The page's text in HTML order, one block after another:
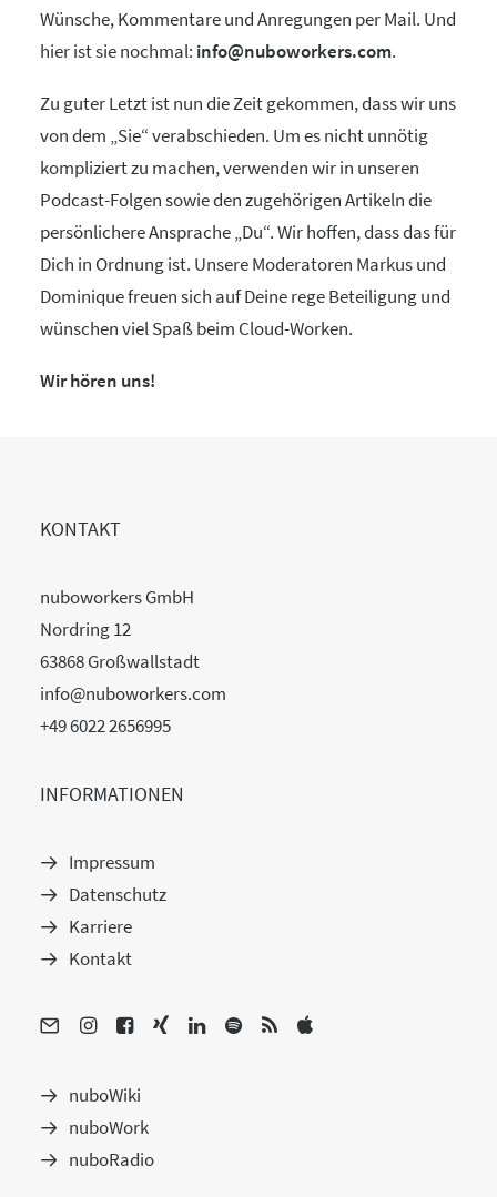
Wünsche, Kommentare und Anregungen per Mail. Und
hier ist sie nochmal: info@nuboworkers.com.
Zu guter Letzt ist nun die Zeit gekommen, dass wir uns
von dem „Sie“ verabschieden. Um es nicht unnötig
kompliziert zu machen, verwenden wir in unseren
Podcast-Folgen sowie den zugehörigen Artikeln die
persönlichere Ansprache „Du“. Wir hoffen, dass das für
Dich in Ordnung ist. Unsere Moderatoren Markus und
Dominique freuen sich auf Deine rege Beteiligung und
wünschen viel Spaß beim Cloud-Worken.
Wir hören uns!
KONTAKT
nuboworkers GmbH
Nordring 12
63868 Großwallstadt
info@nuboworkers.com
+49 6022 2656995
INFORMATIONEN
Impressum
Datenschutz
Karriere
Kontakt
nuboWiki
nuboWork
nuboRadio